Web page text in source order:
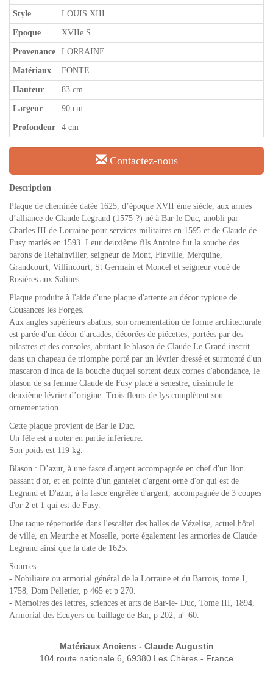
Style LOUIS XIII
Epoque XVIIe S.
Provenance LORRAINE
Matériaux FONTE
Hauteur 83 cm
Largeur 90 cm
Profondeur 4 cm
Contactez-nous
Description
Plaque de cheminée datée 1625, d’époque XVII ème siècle, aux armes
d’alliance de Claude Legrand (1575-?) né à Bar le Duc, anobli par
Charles III de Lorraine pour services militaires en 1595 et de Claude de
Fusy mariés en 1593. Leur deuxième fils Antoine fut la souche des
barons de Rehainviller, seigneur de Mont, Finville, Merquine,
Grandcourt, Villincourt, St Germain et Moncel et seigneur voué de
Rosières aux Salines.
Plaque produite à l'aide d'une plaque d'attente au décor typique de
Cousances les Forges.
Aux angles supérieurs abattus, son ornementation de forme architecturale
est parée d'un décor d'arcades, décorées de piécettes, portées par des
pilastres et des consoles, abritant le blason de Claude Le Grand inscrit
dans un chapeau de triomphe porté par un lévrier dressé et surmonté d'un
mascaron d'inca de la bouche duquel sortent deux cornes d'abondance, le
blason de sa femme Claude de Fusy placé à senestre, dissimule le
deuxième lévrier d’origine. Trois fleurs de lys complètent son
ornementation.
Cette plaque provient de Bar le Duc.
Un fêle est à noter en partie inférieure.
Son poids est 119 kg.
Blason : D’azur, à une fasce d'argent accompagnée en chef d'un lion
passant d'or, et en pointe d'un gantelet d'argent orné d'or qui est de
Legrand et D'azur, à la fasce engrêlée d'argent, accompagnée de 3 coupes
d'or 2 et 1 qui est de Fusy.
Une taque répertoriée dans l'escalier des halles de Vézelise, actuel hôtel
de ville, en Meurthe et Moselle, porte également les armories de Claude
Legrand ainsi que la date de 1625.
Sources :
- Nobiliaire ou armorial général de la Lorraine et du Barrois, tome I,
1758, Dom Pelletier, p 465 et p 270.
- Mémoires des lettres, sciences et arts de Bar-le- Duc, Tome III, 1894,
Armorial des Ecuyers du baillage de Bar, p 202, n° 60.
Matériaux Anciens - Claude Augustin
104 route nationale 6, 69380 Les Chères - France